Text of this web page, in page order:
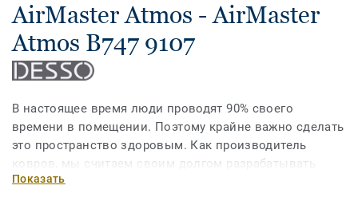
AirMaster Atmos - AirMaster
Atmos B747 9107
В настоящее время люди проводят 90% своего
времени в помещении. Поэтому крайне важно сделать
это пространство здоровым. Как производитель
ковров, мы считаем своим долгом разрабатывать
продукты, которые будут способствовать более
Показать